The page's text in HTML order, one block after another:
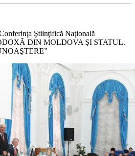
Ştiinţifică Naţională
DIN MOLDOVA ŞI STATUL.